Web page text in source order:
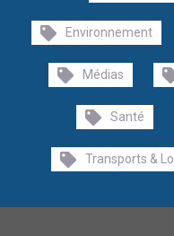
Environnement
Médias
Santé
Transports &